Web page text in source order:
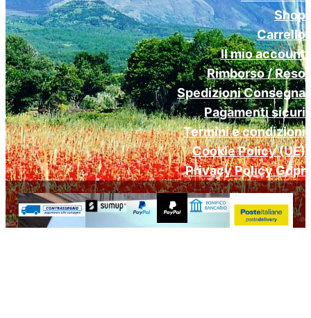
Shop
Carrello
Il mio account
Rimborso / Reso
Spedizioni Consegna
Pagamenti sicuri
Termini e condizioni
Cookie Policy (UE)
Privacy Policy Gdpr